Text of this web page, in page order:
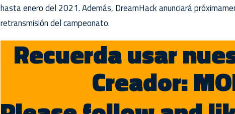
hasta enero del 2021. Además, DreamHack anunciará
retransmisión del campeonato.
Recuerda usar
Creador: